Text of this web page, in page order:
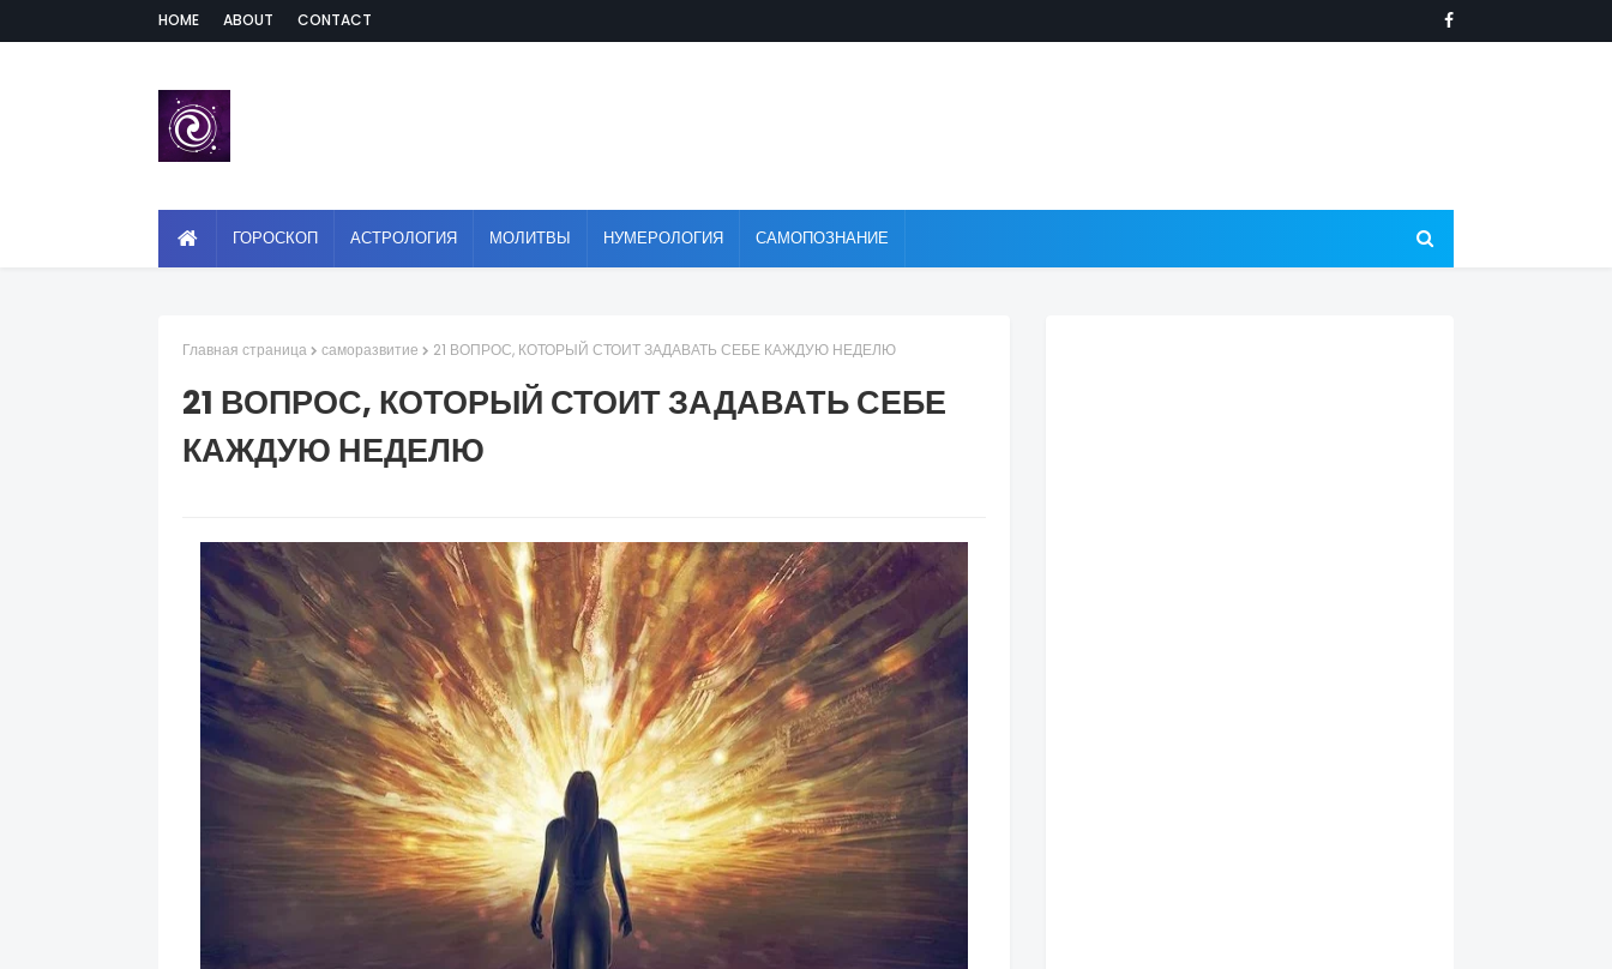
HOME ABOUT CONTACT
ГОРОСКОП АСТРОЛОГИЯ МОЛИТВЫ НУМЕРОЛОГИЯ САМОПОЗНАНИЕ
Главная страница саморазвитие 21 ВОПРОС, КОТОРЫЙ СТОИТ ЗАДАВАТЬ СЕБЕ КАЖДУЮ НЕДЕЛЮ
21 ВОПРОС, КОТОРЫЙ СТОИТ ЗАДАВАТЬ СЕБЕ
КАЖДУЮ НЕДЕЛЮ